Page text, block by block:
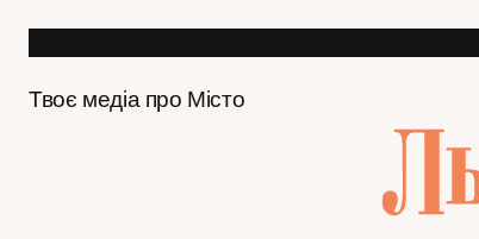
Твоє медіа про Місто